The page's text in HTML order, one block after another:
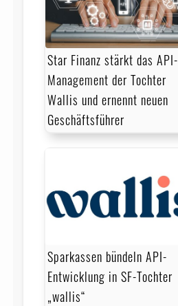
Star Finanz stärkt das API-
Management der Tochter
Wallis und ernennt neuen
Geschäftsführer
Sparkassen bündeln API-
Entwicklung in SF-Tochter
„wallis“